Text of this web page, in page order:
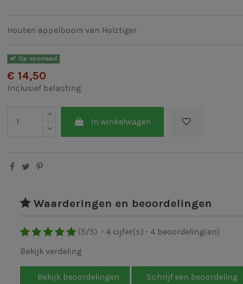
Houten appelboom van Holztiger
Op voorraad
€ 14,50
Inclusief belasting
In winkelwagen
Waarderingen en beoordelingen
(5/5) - 4 cijfer(s) - 4 beoordeling(en)
Bekijk verdeling
Bekijk beoordelingen Schrijf een beoordeling